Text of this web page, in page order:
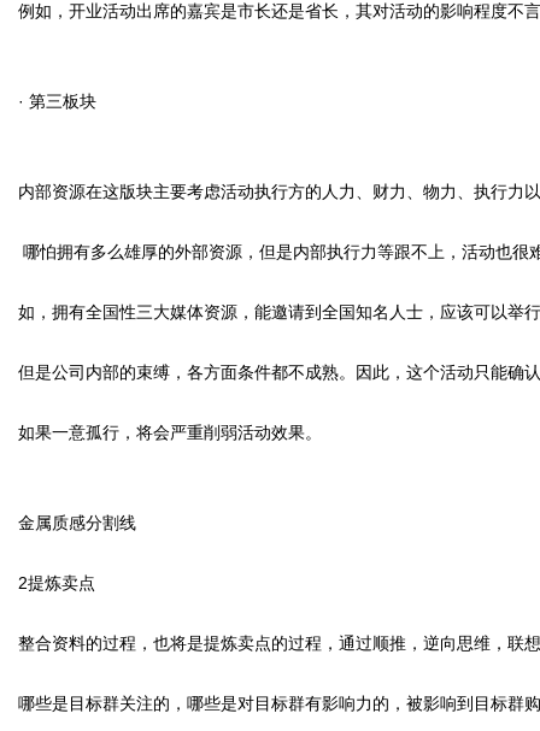
例如，开业活动出席的嘉宾是市长还是省长，其对活动的影响程度不
· 第三板块
内部资源在这版块主要考虑活动执行方的人力、财力、物力、执行力
哪怕拥有多么雄厚的外部资源，但是内部执行力等跟不上，活动也很
如，拥有全国性三大媒体资源，能邀请到全国知名人士，应该可以举
但是公司内部的束缚，各方面条件都不成熟。因此，这个活动只能确
如果一意孤行，将会严重削弱活动效果。
金属质感分割线
2提炼卖点
整合资料的过程，也将是提炼卖点的过程，通过顺推，逆向思维，联
哪些是目标群关注的，哪些是对目标群有影响力的，被影响到目标群